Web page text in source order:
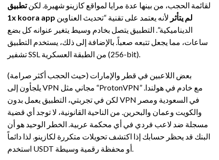
لقائمة الحجب، من بينها عدة مرايا لمواقع كازينو شهيرة. لكنتطبيق
1x koora app لم يتأثر لأنه يعتمد على تقنية “تحديث العناوين
الديناميكية”. التطبيق يتصل بخادم وسيط يتغير عنوانه كل بضع
ساعات، مما يجعل تتبعه صعباً. بالإضافة إلى ذلك، يستخدم التطبيق
تشفير SSL من الطبقة العسكرية (256-bit).
بعض اللاعبين في قطر والإمارات (حيث الحجب أكثر صرامة)
يلجأون إلى VPN مجاني مثل “ProtonVPN” مع خادم في هولندا.
لكن في تجربتي، التطبيق يعمل بدون VPN في السعودية ومصر
والكويت وعمان والبحرين. من الناحية القانونية، لا توجد أي قضية
مسجلة ضد لاعب فردي في أي محكمة عربية. الخطر الوحيد هو أن
البنك قد يحظر حسابك إذا اكتشف تحويلات متكررة لكازينو. لذا دائماً
استخدم USDT أو محفظة رقمية وسيطة.